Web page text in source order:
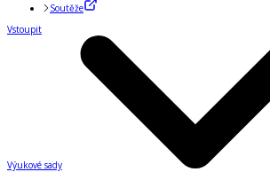
Soutěže
Vstoupit
Výukové sady